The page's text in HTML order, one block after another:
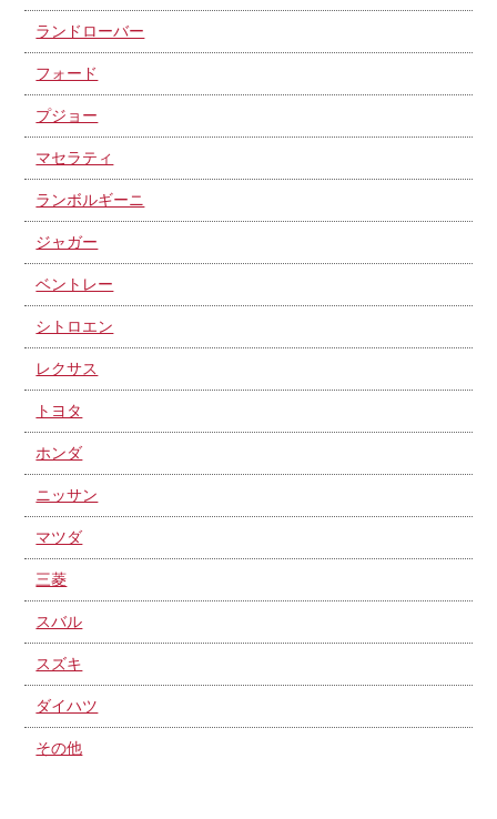
ランドローバー
フォード
プジョー
マセラティ
ランボルギーニ
ジャガー
ベントレー
シトロエン
レクサス
トヨタ
ホンダ
ニッサン
マツダ
三菱
スバル
スズキ
ダイハツ
その他